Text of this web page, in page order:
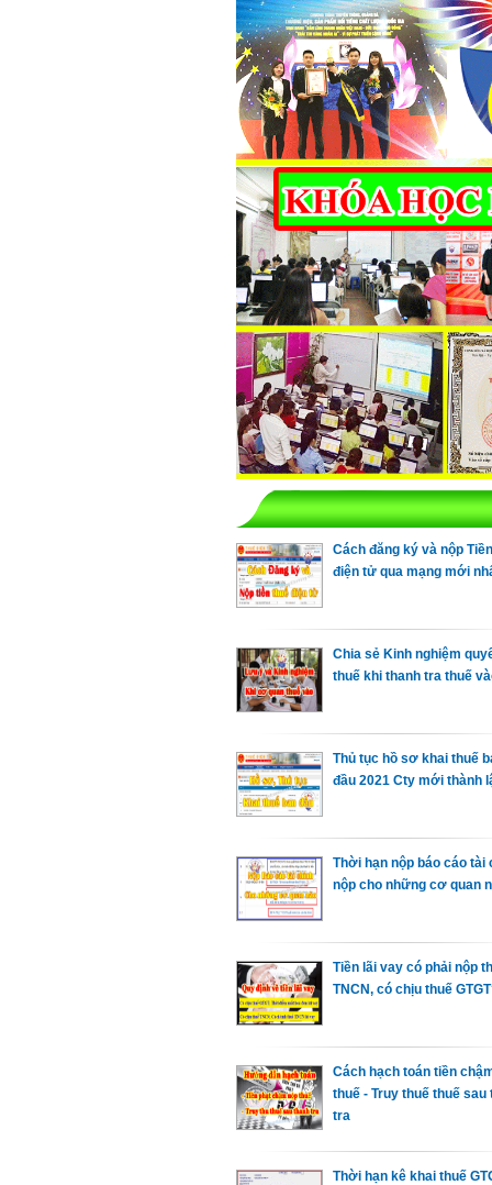
Cách đăng ký và nộp
điện tử qua mạng mới
Chia sẻ Kinh nghiệm
thuế khi thanh tra thuế
Thủ tục hồ sơ khai thuế
đầu 2021 Cty mới thành
Thời hạn nộp báo cáo tài
nộp cho những cơ quan
Tiền lãi vay có phải nộp
TNCN, có chịu thuế
Cách hạch toán tiền
thuế - Truy thuế thuế sau
tra
Thời hạn kê khai thuế